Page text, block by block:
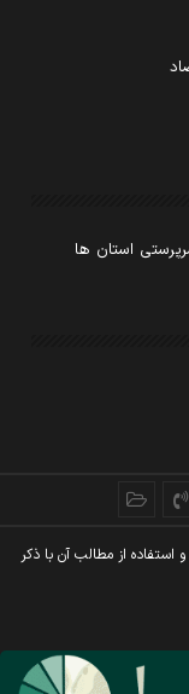
استان ها
استفاده از مطالب آن با ذکر